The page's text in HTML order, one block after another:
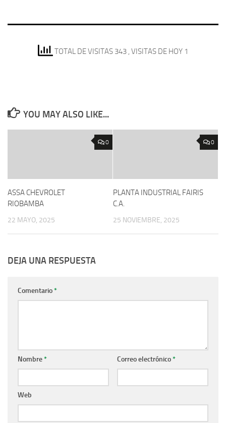
TOTAL DE VISITAS 343 , VISITAS DE HOY 1
YOU MAY ALSO LIKE...
0
ASSA CHEVROLET
RIOBAMBA
22 MAYO, 2025
0
PLANTA INDUSTRIAL FAIRIS
C.A.
25 NOVIEMBRE, 2025
DEJA UNA RESPUESTA
Comentario*
Nombre* Correo electrónico*
Web